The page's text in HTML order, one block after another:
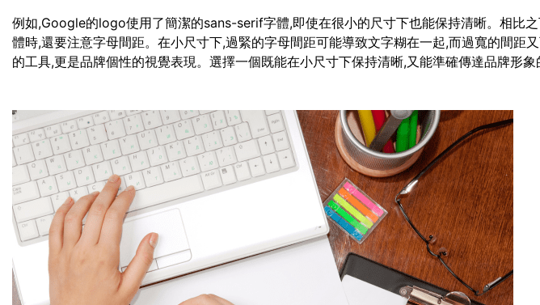
例如,Google的logo使用了簡潔的sans-serif字體,即使在很小的尺寸下也能保持清晰。相
體時,還要注意字母間距。在小尺寸下,過緊的字母間距可能導致文字糊在一起,而過寬的間
的工具,更是品牌個性的視覺表現。選擇一個既能在小尺寸下保持清晰,又能準確傳達品牌形